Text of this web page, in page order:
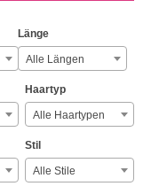
Länge
Alle Längen
Haartyp
Alle Haartypen
Stil
Alle Stile